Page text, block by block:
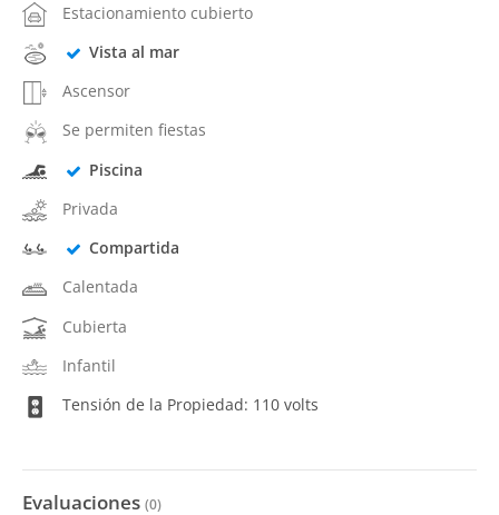
Estacionamiento cubierto
Vista al mar
Ascensor
Se permiten fiestas
Piscina
Privada
Compartida
Calentada
Cubierta
Infantil
Tensión de la Propiedad: 110 volts
Evaluaciones (0)